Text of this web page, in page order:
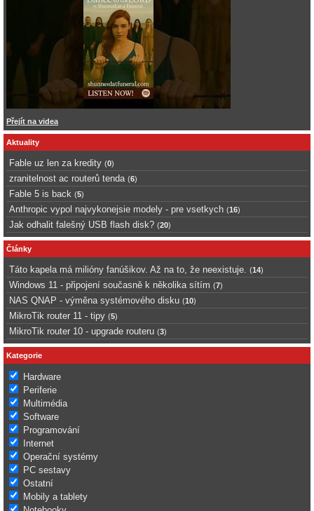
Přejít na videa
Aktuality
Fable uz len za kredity (0)
zranitelnost ac routerů tenda (6)
Fable 5 is back (5)
Anthropic vypol najvykonejsie modely - pre vsetkych (16)
Jak odhalit falešný USB flash disk? (20)
Články
Táto kapela má milióny fanúšikov. Až na to, že neexistuje. (14)
Windows 11 - připojení současně k několika sítím (7)
NAS QNAP - výměna systémového disku (10)
MikroTik router 11 - tipy (5)
MikroTik router 10 - upgrade routeru (3)
Kategorie
Hardware
Periferie
Multimédia
Software
Programování
Internet
Operační systémy
PC sestavy
Ostatní
Mobily a tablety